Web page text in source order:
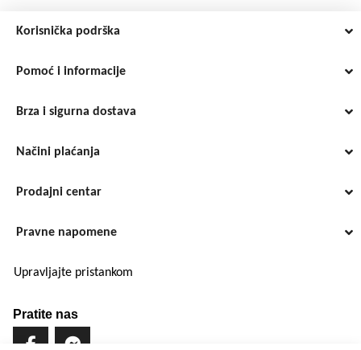
Korisnička podrška
Pomoć i informacije
Brza i sigurna dostava
Načini plaćanja
Prodajni centar
Pravne napomene
Upravljajte pristankom
Pratite nas